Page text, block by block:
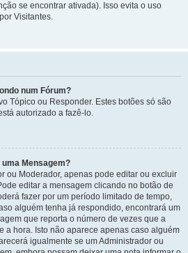
se encontrar ativada). Isso evita o uso
Visitantes.
num Fórum?
Tópico ou Responder. Estes botões só são
autorizado a fazê-lo.
Mensagem?
ou Moderador, apenas pode editar ou excluir
editar a mensagem clicando no botão de
fazer por um período limitado de tempo,
alguém tenha já respondido, encontrará um
que reporta o número de vezes que a
a hora. Isto não aparece apenas caso alguém
igualmente se um Administrador ou